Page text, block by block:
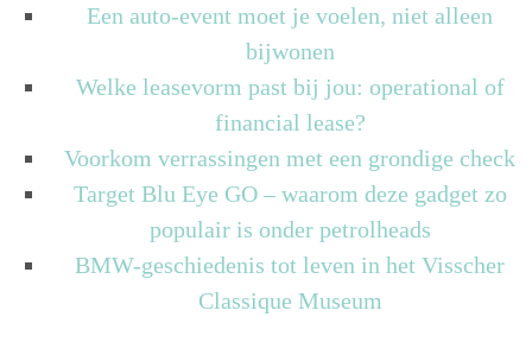
Een auto-event moet je voelen, niet alleen
bijwonen
Welke leasevorm past bij jou: operational of
financial lease?
Voorkom verrassingen met een grondige check
Target Blu Eye GO – waarom deze gadget zo
populair is onder petrolheads
BMW-geschiedenis tot leven in het Visscher
Classique Museum